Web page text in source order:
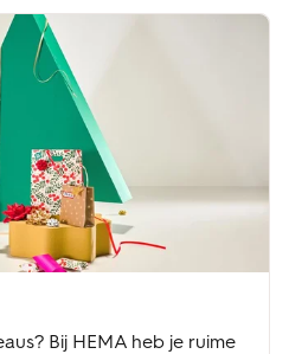
Bij HEMA heb je ruime